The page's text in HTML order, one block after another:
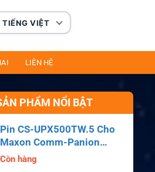
TIẾNG VIỆT
LIÊN HỆ
PHẨM NỔI BẬT
Pin CS-UPX500TW.5 Cho
Maxon Comm-Panion
CP0150, CP0511, CP0515
Còn hàng